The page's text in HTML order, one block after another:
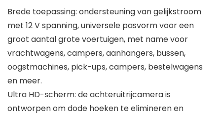
Brede toepassing: ondersteuning van gelijkstroom
met 12 V spanning, universele pasvorm voor een
groot aantal grote voertuigen, met name voor
vrachtwagens, campers, aanhangers, bussen,
oogstmachines, pick-ups, campers, bestelwagens
en meer.
Ultra HD-scherm: de achteruitrijcamera is
ontworpen om dode hoeken te elimineren en